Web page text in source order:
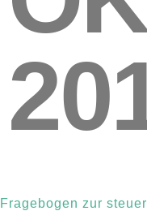
Fragebogen zur